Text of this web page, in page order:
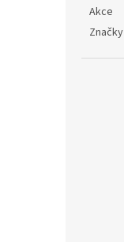
Akce
Značky